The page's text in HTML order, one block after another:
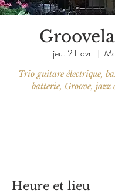
jeu. 21 avr.
  |
Trio guitare électrique,
batterie, Groove, jazz
Heure et lieu